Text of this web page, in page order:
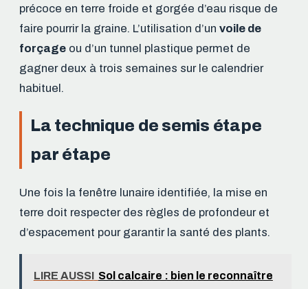
précoce en terre froide et gorgée d’eau risque de
faire pourrir la graine. L’utilisation d’un voile de
forçage ou d’un tunnel plastique permet de
gagner deux à trois semaines sur le calendrier
habituel.
La technique de semis étape
par étape
Une fois la fenêtre lunaire identifiée, la mise en
terre doit respecter des règles de profondeur et
d’espacement pour garantir la santé des plants.
LIRE AUSSI Sol calcaire : bien le reconnaître